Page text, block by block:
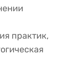
практик,